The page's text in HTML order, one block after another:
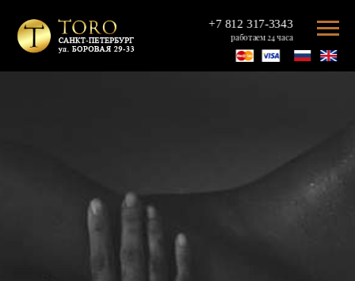
+7 812 317-3343
работаем 24 часа